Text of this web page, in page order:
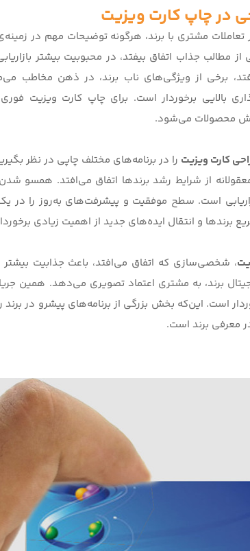
در چاپ کارت ویزیت
تعاملات مشتری با برند، هرگونه توضیحات مهم در
مطالب جذاب اتفاق بیفتد، در محبوبیت بیشتر
برخی از ویژگی‌های ناب برند، در ذهن مخاطب
بالایی برخوردار است. برای چاپ کارت ویزیت فوری
محصولات می‌شود.
کارت ویزیت را در برنامه‌های مختلف چاپی در نظر
از شرایط رشد برندها اتفاق می‌افتد. همسو شدن
است. سطح موفقیت و پیشرفت‌های به‌روز را در
برندها و انتقال ایده‌های جدید از اهمیت زیادی
، شخصی‌سازی که اتفاق می‌افتد، باعث جذابیت
برند، به مشتری اعتماد تصویری می‌دهد. همین
است. این‌که بخش بزرگی از برنامه‌‌های پیشرو در
معرفی برند است.